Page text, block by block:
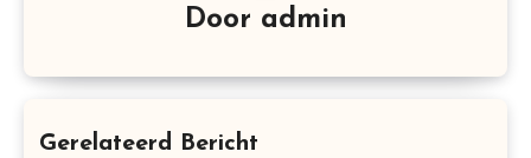
Door admin
Gerelateerd Bericht